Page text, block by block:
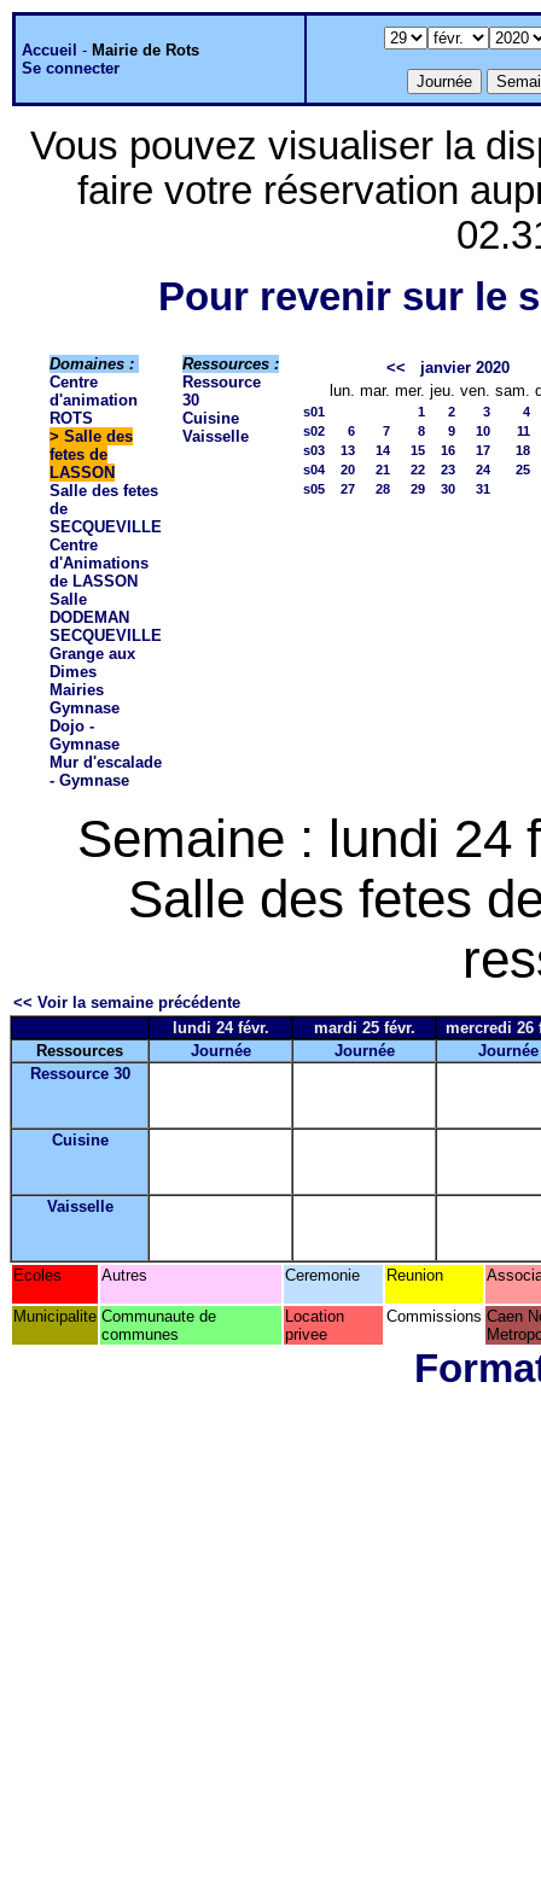
Accueil - Mairie de Rots
Se connecter
Vous pouvez visualiser la
faire votre réservation
Pour revenir sur le
Domaines :
Centre
d'animation
ROTS
> Salle des
fetes de
LASSON
Salle des fetes
de
SECQUEVILLE
Centre
d'Animations
de LASSON
Salle
DODEMAN
SECQUEVILLE
Grange aux
Dimes
Mairies
Gymnase
Dojo -
Gymnase
Mur d'escalade
- Gymnase
Ressources :
Ressource
30
Cuisine
Vaisselle
<<
janvier 2020
lun. mar. mer. jeu. ven. sam.
s01 1 2 3
4
s02
6 7 8 9 10
11
s03
13 14 15 16 17
18
s04
20 21 22 23 24
25
s05
27 28 29 30 31
Semaine : lundi 24
Salle des fetes
<< Voir la semaine précédente
lundi 24 févr.
mardi 25 févr.
mercredi 26
Ressources
Journée Journée
Journée
Ressource 30
Cuisine
Vaisselle
Ecoles Autres Ceremonie Reunion
Municipalite Communaute de
communes
Location
privee
Commissions Caen